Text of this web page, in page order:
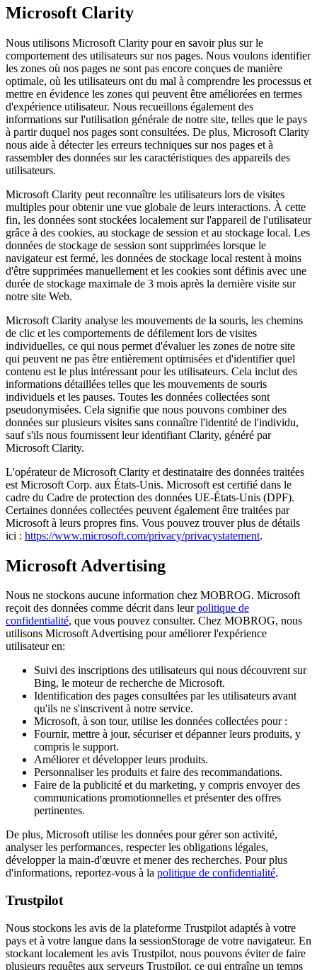
Microsoft Clarity
Nous utilisons Microsoft Clarity pour en savoir plus sur le
comportement des utilisateurs sur nos pages. Nous voulons identifier
les zones où nos pages ne sont pas encore conçues de manière
optimale, où les utilisateurs ont du mal à comprendre les processus et
mettre en évidence les zones qui peuvent être améliorées en termes
d'expérience utilisateur. Nous recueillons également des
informations sur l'utilisation générale de notre site, telles que le pays
à partir duquel nos pages sont consultées. De plus, Microsoft Clarity
nous aide à détecter les erreurs techniques sur nos pages et à
rassembler des données sur les caractéristiques des appareils des
utilisateurs.
Microsoft Clarity peut reconnaître les utilisateurs lors de visites
multiples pour obtenir une vue globale de leurs interactions. À cette
fin, les données sont stockées localement sur l'appareil de l'utilisateur
grâce à des cookies, au stockage de session et au stockage local. Les
données de stockage de session sont supprimées lorsque le
navigateur est fermé, les données de stockage local restent à moins
d'être supprimées manuellement et les cookies sont définis avec une
durée de stockage maximale de 3 mois après la dernière visite sur
notre site Web.
Microsoft Clarity analyse les mouvements de la souris, les chemins
de clic et les comportements de défilement lors de visites
individuelles, ce qui nous permet d'évaluer les zones de notre site
qui peuvent ne pas être entièrement optimisées et d'identifier quel
contenu est le plus intéressant pour les utilisateurs. Cela inclut des
informations détaillées telles que les mouvements de souris
individuels et les pauses. Toutes les données collectées sont
pseudonymisées. Cela signifie que nous pouvons combiner des
données sur plusieurs visites sans connaître l'identité de l'individu,
sauf s'ils nous fournissent leur identifiant Clarity, généré par
Microsoft Clarity.
L'opérateur de Microsoft Clarity et destinataire des données traitées
est Microsoft Corp. aux États-Unis. Microsoft est certifié dans le
cadre du Cadre de protection des données UE-États-Unis (DPF).
Certaines données collectées peuvent également être traitées par
Microsoft à leurs propres fins. Vous pouvez trouver plus de détails
ici : https://www.microsoft.com/privacy/privacystatement.
Microsoft Advertising
Nous ne stockons aucune information chez MOBROG. Microsoft
reçoit des données comme décrit dans leurpolitique de
confidentialité, que vous pouvez consulter. Chez MOBROG, nous
utilisons Microsoft Advertising pour améliorer l'expérience
utilisateur en:
Suivi des inscriptions des utilisateurs qui nous découvrent sur
Bing, le moteur de recherche de Microsoft.
Identification des pages consultées par les utilisateurs avant
qu'ils ne s'inscrivent à notre service.
Microsoft, à son tour, utilise les données collectées pour :
Fournir, mettre à jour, sécuriser et dépanner leurs produits, y
compris le support.
Améliorer et développer leurs produits.
Personnaliser les produits et faire des recommandations.
Faire de la publicité et du marketing, y compris envoyer des
communications promotionnelles et présenter des offres
pertinentes.
De plus, Microsoft utilise les données pour gérer son activité,
analyser les performances, respecter les obligations légales,
développer la main-d'œuvre et mener des recherches. Pour plus
d'informations, reportez-vous à la politique de confidentialité.
Trustpilot
Nous stockons les avis de la plateforme Trustpilot adaptés à votre
pays et à votre langue dans la sessionStorage de votre navigateur. En
stockant localement les avis Trustpilot, nous pouvons éviter de faire
plusieurs requêtes aux serveurs Trustpilot, ce qui entraîne un temps